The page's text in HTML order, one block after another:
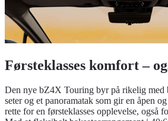
Førsteklasses komfort –
Den nye bZ4X Touring byr på rikelig med
seter og et panoramatak som gir en åpen
rette for en førsteklasses opplevelse, også